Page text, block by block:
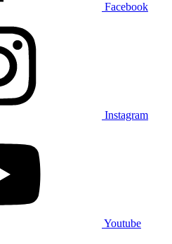
Facebook
Instagram
Youtube